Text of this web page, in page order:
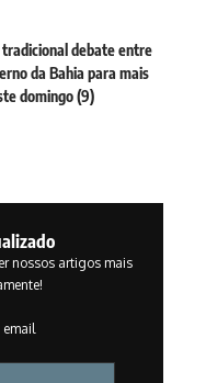
debate entre
da Bahia para mais
domingo (9)
nossos artigos mais